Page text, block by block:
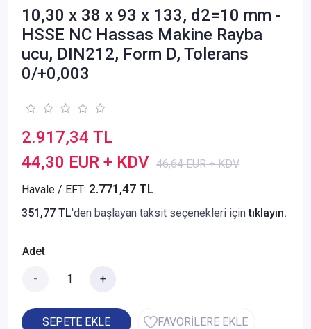
10,30 x 38 x 93 x 133, d2=10 mm -
HSSE NC Hassas Makine Rayba
ucu, DIN212, Form D, Tolerans
0/+0,003
2.917,34 TL
44,30 EUR + KDV 46,64 EUR + KDV
Havale / EFT: 2.771,47 TL
351,77 TL'den başlayan taksit seçenekleri içintıklayın.
Adet
- +
SEPETE EKLE FAVORİLERE EKLE